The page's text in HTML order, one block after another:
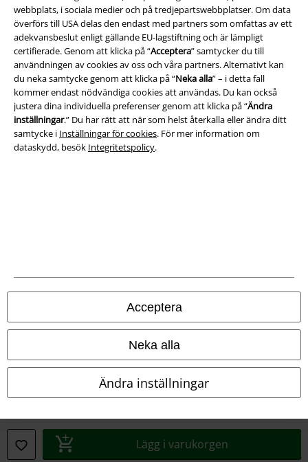
webbplats, i sociala medier och på tredjepartswebbplatser. Om data
överförs till USA delas den endast med partners som omfattas av ett
adekvansbeslut enligt gällande EU-lagstiftning och är lämpligt
certifierade. Genom att klicka på “Acceptera” samtycker du till
användningen av cookies av oss och våra partners. Alternativt kan
du neka samtycke genom att klicka på “Neka alla” – i detta fall
kommer endast nödvändiga cookies att användas. Du kan också
justera dina individuella preferenser genom att klicka på “Ändra
inställningar.” Du har rätt att när som helst återkalla eller ändra ditt
samtycke i Inställningar för cookies. För mer information om
dataskydd, besök Integritetspolicy.
Acceptera
Neka alla
Ändra inställningar
Lägg i varukorgen
Juridisk information/Villkor
Villkor
Om oss
Ladda ner villkoren
Avfallshantering och miljöskydd
Alla priser inkl. moms.Fraktkostnad tillkommer.
© 1986-2026 E.M.P. Merchandising HGmbH
Våra onlinebutiker
EMP France